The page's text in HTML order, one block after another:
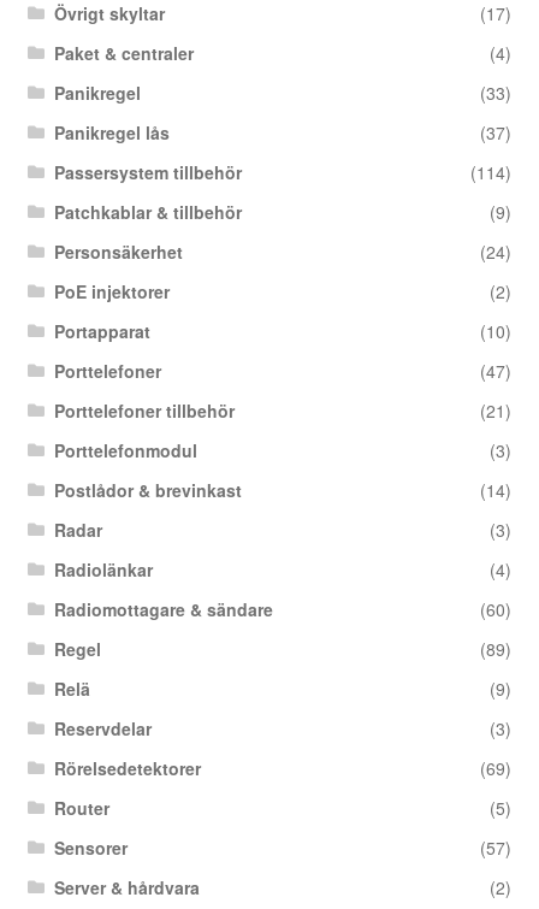
Övrigt skyltar
(17)
Paket & centraler
(4)
Panikregel
(33)
Panikregel lås
(37)
Passersystem tillbehör
(114)
Patchkablar & tillbehör
(9)
Personsäkerhet
(24)
PoE injektorer
(2)
Portapparat
(10)
Porttelefoner
(47)
Porttelefoner tillbehör
(21)
Porttelefonmodul
(3)
Postlådor & brevinkast
(14)
Radar
(3)
Radiolänkar
(4)
Radiomottagare & sändare
(60)
Regel
(89)
Relä
(9)
Reservdelar
(3)
Rörelsedetektorer
(69)
Router
(5)
Sensorer
(57)
Server & hårdvara
(2)